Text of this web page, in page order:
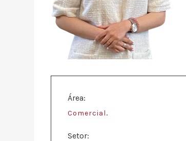
Área:
Comercial.
Setor: